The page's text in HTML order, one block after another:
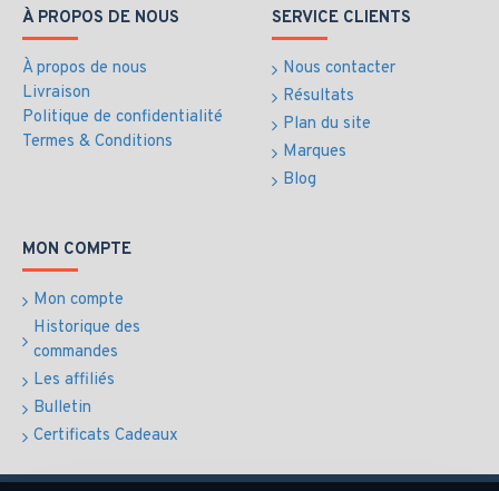
À PROPOS DE NOUS
À propos de nous
Livraison
Politique de confidentialité
Termes & Conditions
SERVICE CLIENTS
Nous contacter
Résultats
Plan du site
Marques
Blog
MON COMPTE
Mon compte
Historique des
commandes
Les affiliés
Bulletin
Certificats Cadeaux